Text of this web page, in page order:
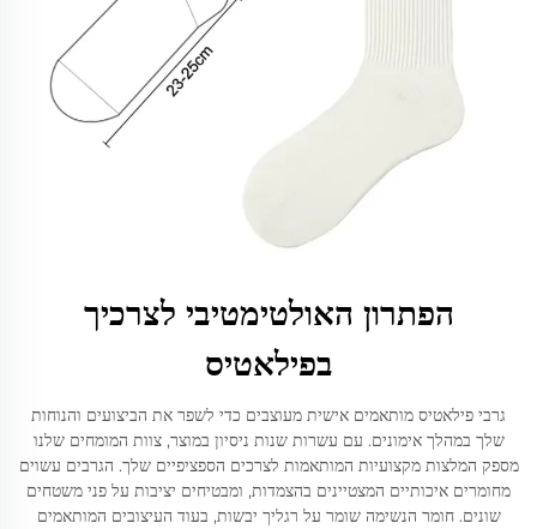
הפתרון האולטימטיבי לצרכיך
בפילאטיס
גרבי פילאטיס מותאמים אישית מעוצבים כדי לשפר את הביצועים והנוחות
שלך במהלך אימונים. עם עשרות שנות ניסיון במוצר, צוות המומחים שלנו
מספק המלצות מקצועיות המותאמות לצרכים הספציפיים שלך. הגרבים עשוים
מחומרים איכותיים המצטיינים בהצמדות, ומבטיחים יציבות על פני משטחים
שונים. חומר הנשימה שומר על רגליך יבשות, בעוד העיצובים המותאמים